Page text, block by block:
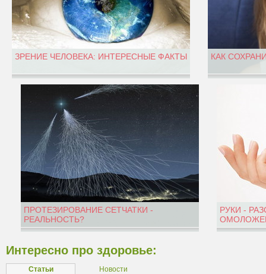
ЗРЕНИЕ ЧЕЛОВЕКА: ИНТЕРЕСНЫЕ ФАКТЫ КАК
ПРОТЕЗИРОВАНИЕ СЕТЧАТКИ -
РЕАЛЬНОСТЬ?
РУКИ -
Интересно про здоровье:
Статьи Новости